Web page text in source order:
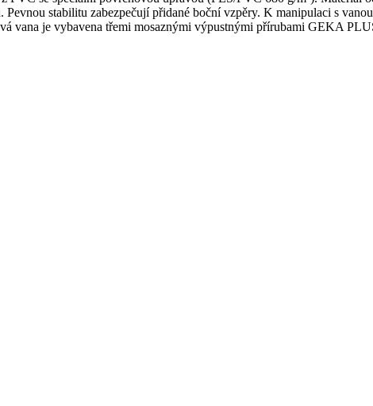
stabilitu zabezpečují přidané boční vzpěry. K manipulaci s
vana je vybavena třemi mosaznými výpustnými přírubami GEKA